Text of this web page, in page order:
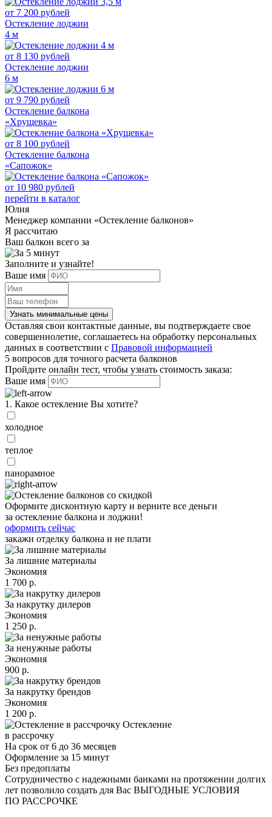
от 7 200 рублей
Остекление лоджии
4 м
от 8 130 рублей
Остекление лоджии
6 м
от 9 790 рублей
Остекление балкона
«Хрущевка»
от 8 100 рублей
Остекление балкона
«Сапожок»
от 10 980 рублей
перейти в каталог
Юлия
Менеджер компании «Остекление балконов»
Я рассчитаю
Ваш балкон всего за
Заполните и узнайте!
Ваше имя
Узнать минимальные цены
Оставляя свои контактные данные, вы подтверждаете свое
совершеннолетие, соглашаетесь на обработку персональных
данных в соответствии с Правовой информацией
5 вопросов для точного расчета балконов
Пройдите онлайн тест, чтобы узнать стоимость заказа:
Ваше имя
1. Какое остекление Вы хотите?
холодное
теплое
панорамное
Оформите дисконтную карту и верните все деньги
за остекление балкона и лоджии!
оформить сейчас
закажи отделку балкона и не плати
За лишние материалы
Экономия
1 700 р.
За накрутку дилеров
Экономия
1 250 р.
За ненужные работы
Экономия
900 р.
За накрутку брендов
Экономия
1 200 р.
Остекление
в рассрочку
На срок от 6 до 36 месяцев
Оформление за 15 минут
Без предоплаты
Сотрудничество с надежными банками на протяжении долгих
лет позволило создать для Вас ВЫГОДНЫЕ УСЛОВИЯ
ПО РАССРОЧКЕ